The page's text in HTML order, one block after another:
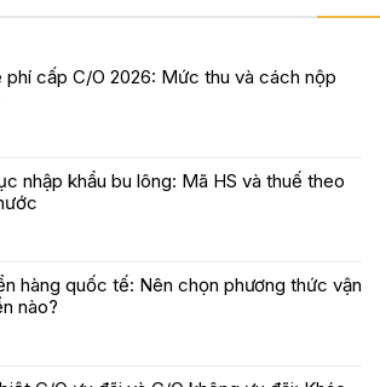
phí cấp C/O 2026: Mức thu và cách nộp
nhập khẩu bu lông: Mã HS và thuế theo
hàng quốc tế: Nên chọn phương thức vận
nào?